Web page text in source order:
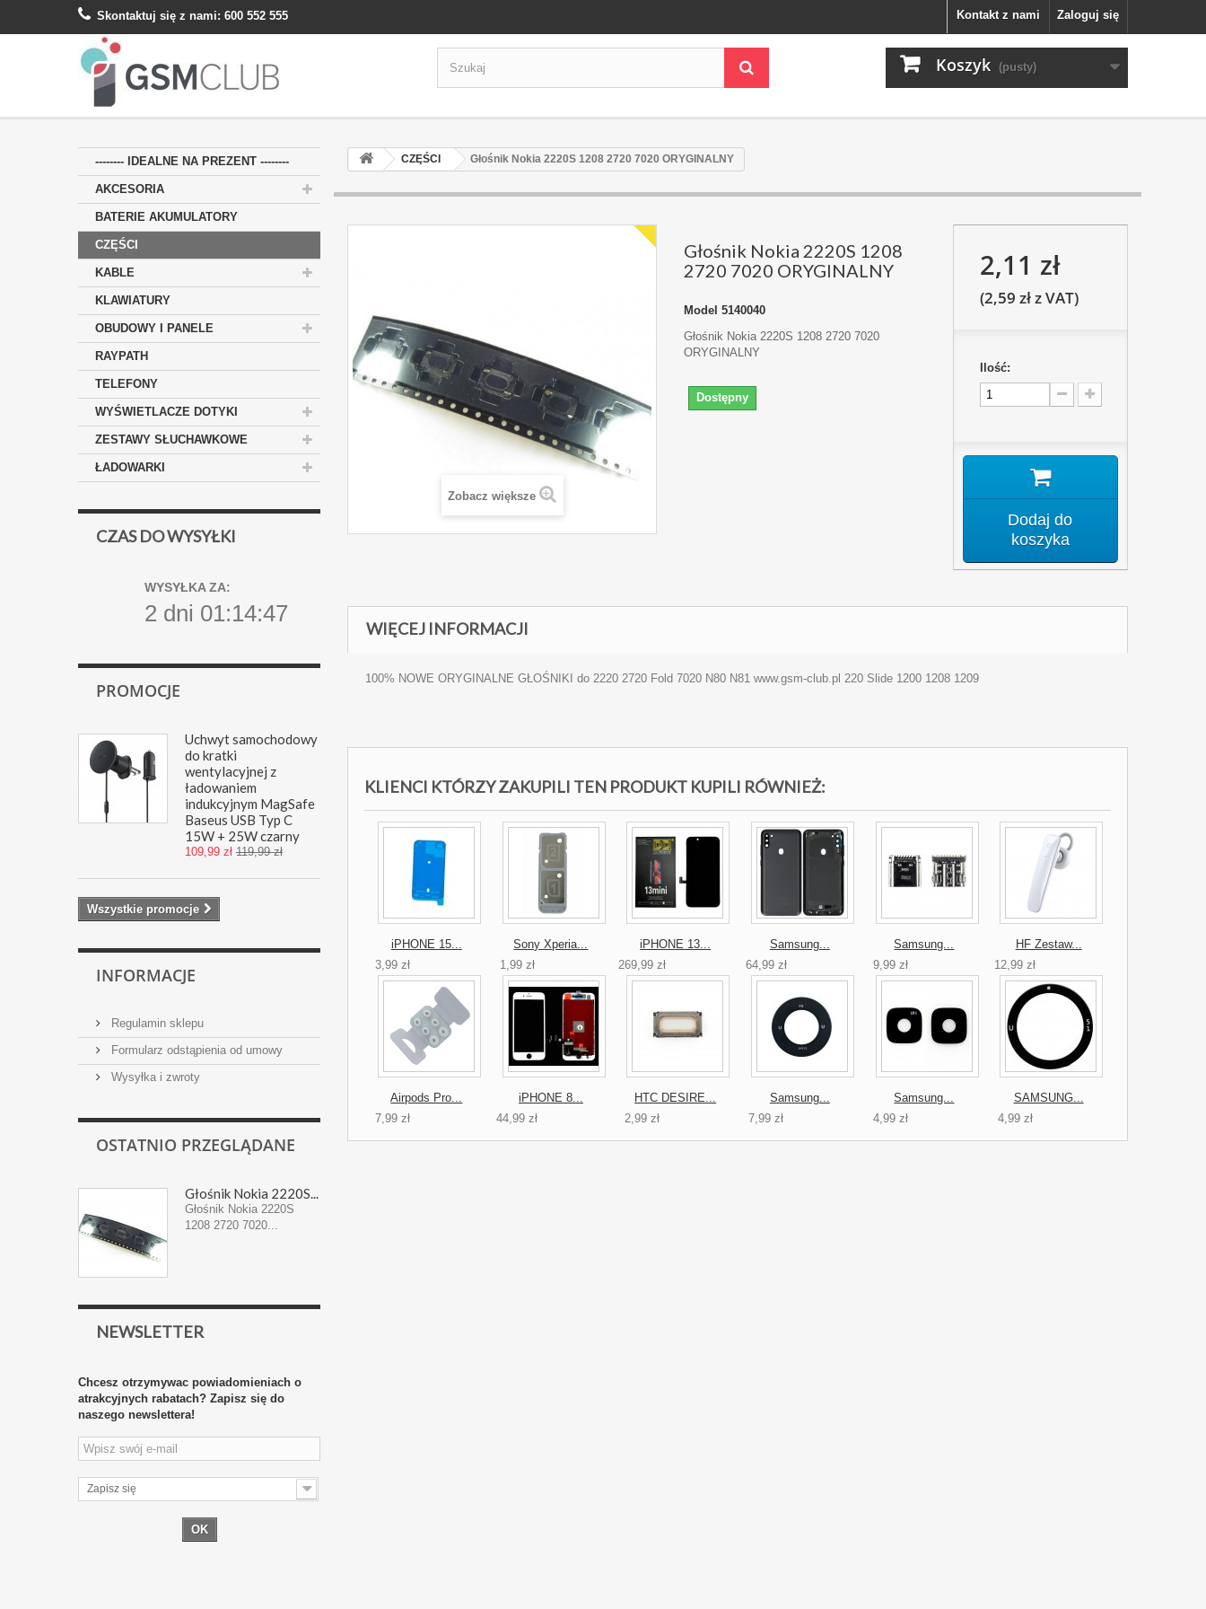
Zaloguj się
Kontakt z nami
Skontaktuj się z nami: 600 552 555
Koszyk (pusty)
-------- IDEALNE NA PREZENT --------
AKCESORIA
BATERIE AKUMULATORY
CZĘŚCI
KABLE
KLAWIATURY
OBUDOWY I PANELE
RAYPATH
TELEFONY
WYŚWIETLACZE DOTYKI
ZESTAWY SŁUCHAWKOWE
ŁADOWARKI
CZAS DO WYSYŁKI
WYSYŁKA ZA:
2 dni 01:14:47
PROMOCJE
Uchwyt samochodowy
do kratki
wentylacyjnej z
ładowaniem
indukcyjnym MagSafe
Baseus USB Typ C
15W + 25W czarny
109,99 zł 119,99 zł
Wszystkie promocje
INFORMACJE
Regulamin sklepu
Formularz odstąpienia od umowy
Wysyłka i zwroty
OSTATNIO PRZEGLĄDANE
Głośnik Nokia 2220S...
Głośnik Nokia 2220S
1208 2720 7020...
NEWSLETTER
Chcesz otrzymywac powiadomieniach o
atrakcyjnych rabatach? Zapisz się do
naszego newslettera!
Zapisz się
OK
CZĘŚCI Głośnik Nokia 2220S 1208 2720 7020 ORYGINALNY
Zobacz większe
Głośnik Nokia 2220S 1208
2720 7020 ORYGINALNY
Model 5140040
Głośnik Nokia 2220S 1208 2720 7020
ORYGINALNY
Dostępny
2,11 zł
(2,59 zł z VAT)
Ilość:
Dodaj do
koszyka
WIĘCEJ INFORMACJI
100% NOWE ORYGINALNE GŁOŚNIKI do 2220 2720 Fold 7020 N80 N81 www.gsm-club.pl 220 Slide 1200 1208 1209
KLIENCI KTÓRZY ZAKUPILI TEN PRODUKT KUPILI RÓWNIEŻ:
iPHONE 15...
3,99 zł
Sony Xperia...
1,99 zł
iPHONE 13...
269,99 zł
Samsung...
64,99 zł
Samsung...
9,99 zł
HF Zestaw...
12,99 zł
Airpods Pro...
7,99 zł
iPHONE 8...
44,99 zł
HTC DESIRE...
2,99 zł
Samsung...
7,99 zł
Samsung...
4,99 zł
SAMSUNG...
4,99 zł